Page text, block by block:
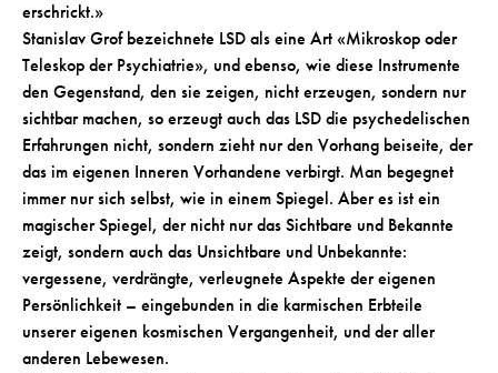
erschrickt.»
Stanislav Grof bezeichnete LSD als eine Art «Mikroskop oder
Teleskop der Psychiatrie», und ebenso, wie diese Instrumente
den Gegenstand, den sie zeigen, nicht erzeugen, sondern nur
sichtbar machen, so erzeugt auch das LSD die psychedelischen
Erfahrungen nicht, sondern zieht nur den Vorhang beiseite, der
das im eigenen Inneren Vorhandene verbirgt. Man begegnet
immer nur sich selbst, wie in einem Spiegel. Aber es ist ein
magischer Spiegel, der nicht nur das Sichtbare und Bekannte
zeigt, sondern auch das Unsichtbare und Unbekannte:
vergessene, verdrängte, verleugnete Aspekte der eigenen
Persönlichkeit – eingebunden in die karmischen Erbteile
unserer eigenen kosmischen Vergangenheit, und der aller
anderen Lebewesen.